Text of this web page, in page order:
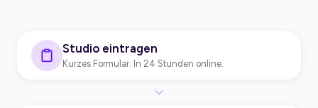
Studio eintragen
Kurzes Formular. In 24 Stunden online.